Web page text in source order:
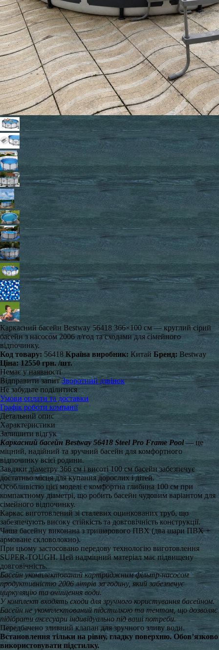
Каркасний басейн Bestway 56418 366×100 см — круглий сірий
басейн з насосом 2006 л/год та сходами для сімейного
відпочинку.
Код товару: 56418 Країна виробник: Китай Бренд: Bestway
Ціна:12550 грн. /шт.
Немає у наявності
Відправити запит Зворотний дзвінок
Не забудьте поділитися
Умови оплати та доставки
Графік роботи компанії
Детальний опис
Характеристики
Залишити відгук
Каркасний басейн Bestway 56418 Steel Pro Frame Pool— це
міцний, надійний та зручний басейн для комфортного
відпочинку всієї родини.
Завдяки діаметру 366 см і висоті 100 см басейн забезпечує
достатньо місця для купання дорослих і дітей.
Особливістю цієї моделі є комфортна глибина 100 см при
компактному діаметрі, що робить басейн чудовим варіантом для
сімейного відпочинку.
Каркас виготовлений зі сталевих оцинкованих труб, що
забезпечують високу стійкість та довговічність конструкції.
Чаша басейну виконана з тришарового ПВХ (два шари ПВХ +
армоване скловолокно).
При цьому застосовано передову технологію виготовлення
SUPER-TOUGH. Цей надміцний матеріал має підвищену
довговічність.
Басейн укомплектований картриджним фільтр-насосом
продуктивністю 2006 літрів за годину, який забезпечує
циркуляцію та очищення води.
У комплект входять сходи для зручного користування басейном.
Басейн не укомплектований підстилкою та тентом, що дозволяє
підібрати аксесуари індивідуально під ваші потреби.
Передбачено зливний клапан для зручного зливу води.
Встановлення тільки на рівну, гладку поверхню. Обов’язково
використовувати підстилку.